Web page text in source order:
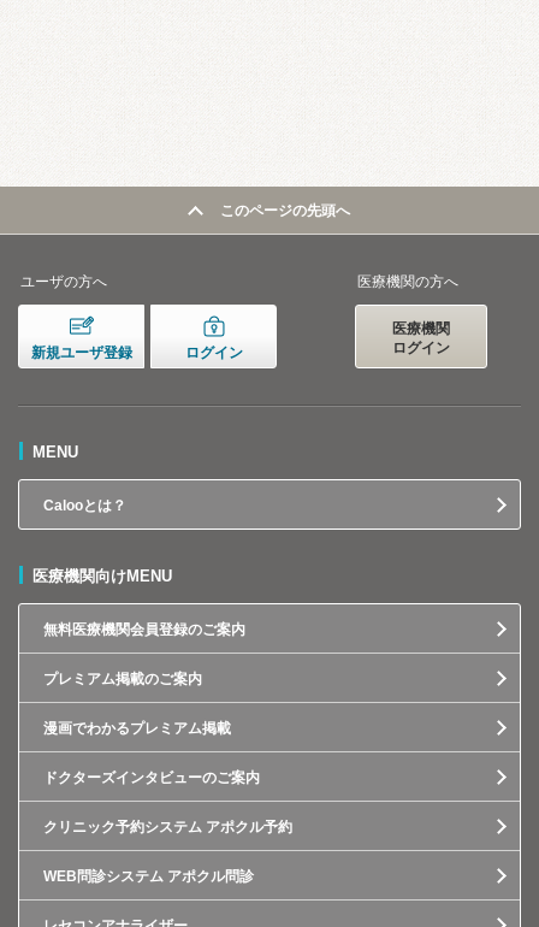
このページの先頭へ
ユーザの方へ
新規ユーザ登録 ログイン
医療機関の方へ
医療機関
ログイン
MENU
Calooとは？
医療機関向けMENU
無料医療機関会員登録のご案内
プレミアム掲載のご案内
漫画でわかるプレミアム掲載
ドクターズインタビューのご案内
クリニック予約システム アポクル予約
WEB問診システム アポクル問診